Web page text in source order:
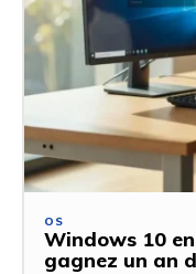
OS
Windows 10
gagnez un an